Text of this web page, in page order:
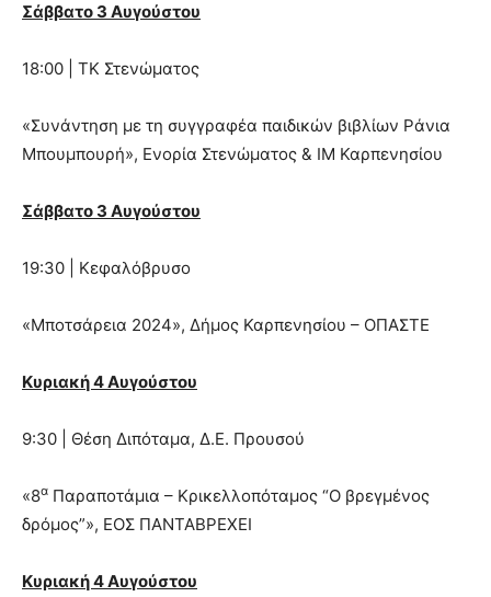
Σάββατο 3 Αυγούστου
18:00 | ΤΚ Στενώματος
«Συνάντηση με τη συγγραφέα παιδικών βιβλίων Ράνια
Μπουμπουρή», Ενορία Στενώματος & ΙΜ Καρπενησίου
Σάββατο 3 Αυγούστου
19:30 | Κεφαλόβρυσο
«Μποτσάρεια 2024», Δήμος Καρπενησίου – ΟΠΑΣΤΕ
Κυριακή 4 Αυγούστου
9:30 | Θέση Διπόταμα, Δ.Ε. Προυσού
«8α Παραποτάμια – Κρικελλοπόταμος “Ο βρεγμένος
δρόμος”», ΕΟΣ ΠΑΝΤΑΒΡΕΧΕΙ
Κυριακή 4 Αυγούστου